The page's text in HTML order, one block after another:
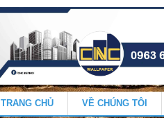
TRANG CHỦ VỀ CHÚNG TÔI